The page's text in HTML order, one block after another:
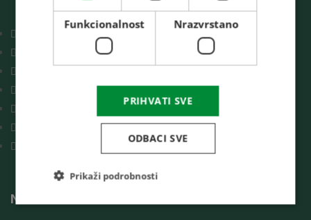
Prikaz naše tvrtke
Naši članci
Funkcionalnost Nrazvrstano
PRIHVATI SVE
ODBACI SVE
Prikaži podrobnosti